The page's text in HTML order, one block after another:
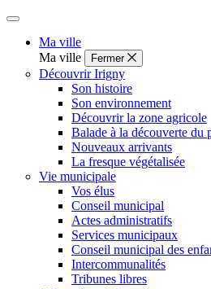
Ma ville
Ma ville
Fermer
Découvrir Irigny
Son histoire
Son environnement
Découvrir la zone agricole
Balade à la découverte du
Nouveaux arrivants
La fresque végétalisée
Vie municipale
Vos élus
Conseil municipal
Actes administratifs
Services municipaux
Conseil municipal des
Intercommunalités
Tribunes libres